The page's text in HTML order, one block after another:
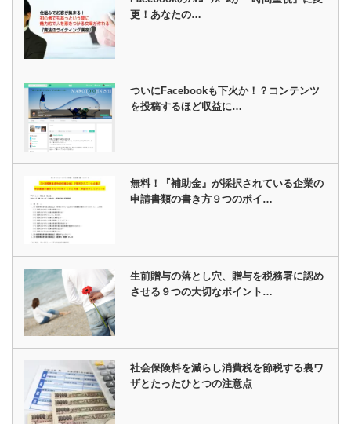
更！あなたの…
ついにFacebookも下火か！？コンテンツ
を投稿するほど収益に…
無料！『補助金』が採択されている企業の
申請書類の書き方９つのポイ…
生前贈与の落とし穴、贈与を税務署に認め
させる９つの大切なポイント…
社会保険料を減らし消費税を節税する裏ワ
ザとたったひとつの注意点